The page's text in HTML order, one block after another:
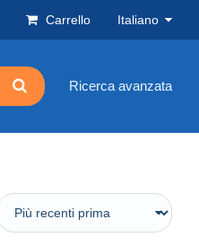
Carrello Italiano
Ricerca avanzata